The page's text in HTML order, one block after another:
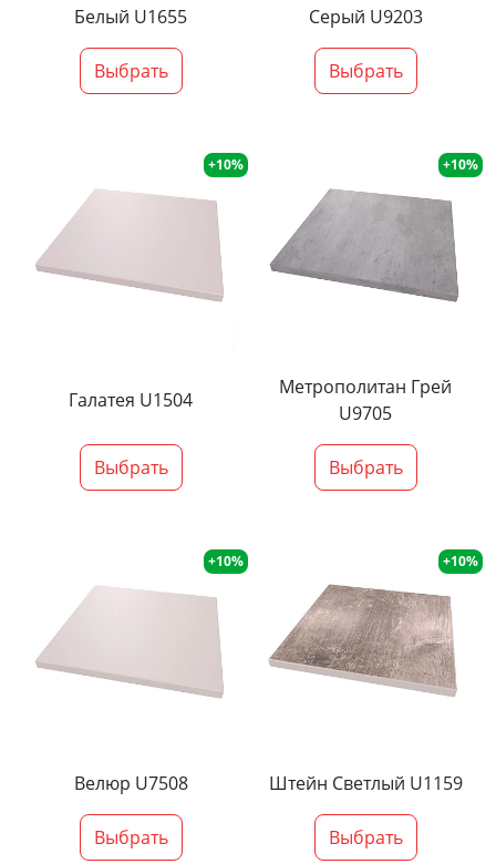
Белый U1655
Выбрать
Серый U9203
Выбрать
+10%
Галатея U1504
Выбрать
+10%
Метрополитан Грей
U9705
Выбрать
+10%
Велюр U7508
Выбрать
+10%
Штейн Светлый U1159
Выбрать